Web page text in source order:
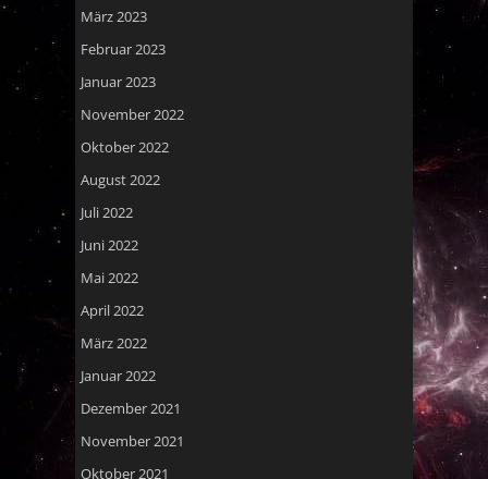
März 2023
Februar 2023
Januar 2023
November 2022
Oktober 2022
August 2022
Juli 2022
Juni 2022
Mai 2022
April 2022
März 2022
Januar 2022
Dezember 2021
November 2021
Oktober 2021